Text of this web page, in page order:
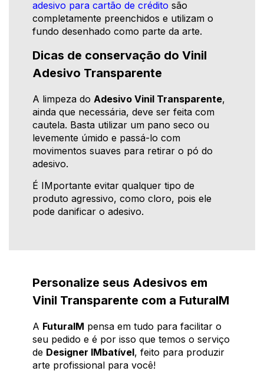
adesivo para cartão de crédito são
completamente preenchidos e utilizam o
fundo desenhado como parte da arte.
Dicas de conservação do Vinil
Adesivo Transparente
A limpeza do Adesivo Vinil Transparente,
ainda que necessária, deve ser feita com
cautela. Basta utilizar um pano seco ou
levemente úmido e passá-lo com
movimentos suaves para retirar o pó do
adesivo.
É IMportante evitar qualquer tipo de
produto agressivo, como cloro, pois ele
pode danificar o adesivo.
Personalize seus Adesivos em
Vinil Transparente com a FuturaIM
A FuturaIM pensa em tudo para facilitar o
seu pedido e é por isso que temos o serviço
de Designer IMbatível, feito para produzir
arte profissional para você!